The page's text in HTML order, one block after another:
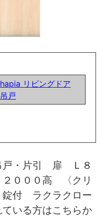
hapia リビングドア
吊戸
戸・片引 扉 Ｌ８
０００高 〈クリ
付 ラクラクロー
いる方はこちらか